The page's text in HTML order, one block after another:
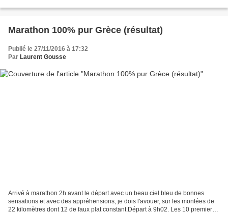
Marathon 100% pur Grèce (résultat)
Publié le 27/11/2016 à 17:32
Par Laurent Gousse
Arrivé à marathon 2h avant le départ avec un beau ciel bleu de bonnes
sensations et avec des appréhensions, je dois l'avouer, sur les montées de
22 kilomètres dont 12 de faux plat constant.Départ à 9h02. Les 10 premiers